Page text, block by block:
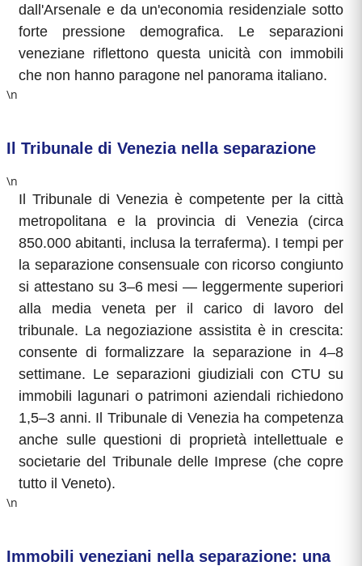
dall'Arsenale e da un'economia residenziale sotto
forte pressione demografica. Le separazioni
veneziane riflettono questa unicità con immobili
che non hanno paragone nel panorama italiano.
\n
Il Tribunale di Venezia nella separazione
\n
Il Tribunale di Venezia è competente per la città
metropolitana e la provincia di Venezia (circa
850.000 abitanti, inclusa la terraferma). I tempi per
la separazione consensuale con ricorso congiunto
si attestano su 3–6 mesi — leggermente superiori
alla media veneta per il carico di lavoro del
tribunale. La negoziazione assistita è in crescita:
consente di formalizzare la separazione in 4–8
settimane. Le separazioni giudiziali con CTU su
immobili lagunari o patrimoni aziendali richiedono
1,5–3 anni. Il Tribunale di Venezia ha competenza
anche sulle questioni di proprietà intellettuale e
societarie del Tribunale delle Imprese (che copre
tutto il Veneto).
\n
Immobili veneziani nella separazione: una